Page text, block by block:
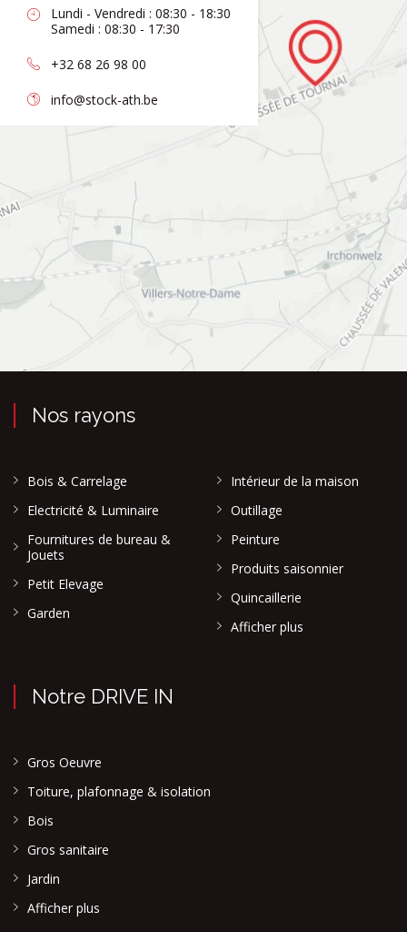
Lundi - Vendredi : 08:30 - 18:30
Samedi : 08:30 - 17:30
+32 68 26 98 00
info@stock-ath.be
Nos rayons
Bois & Carrelage
Electricité & Luminaire
Fournitures de bureau &
Jouets
Petit Elevage
Garden
Intérieur de la maison
Outillage
Peinture
Produits saisonnier
Quincaillerie
Afficher plus
Notre DRIVE IN
Gros Oeuvre
Toiture, plafonnage & isolation
Bois
Gros sanitaire
Jardin
Afficher plus